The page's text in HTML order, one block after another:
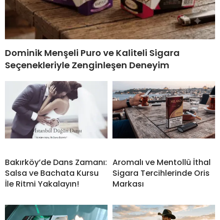
Dominik Menşeli Puro ve Kaliteli Sigara
Seçenekleriyle Zenginleşen Deneyim
Bakırköy’de Dans Zamanı:
Salsa ve Bachata Kursu
İle Ritmi Yakalayın!
Aromalı ve Mentollü İthal
Sigara Tercihlerinde Oris
Markası